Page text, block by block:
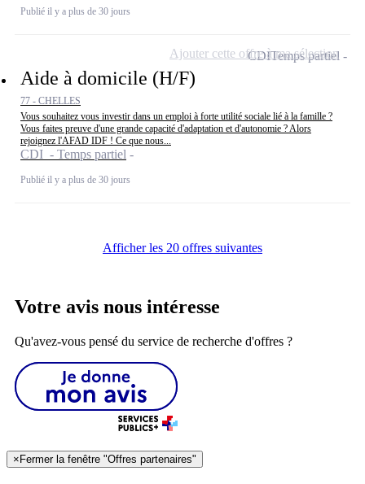
Publié il y a plus de 30 jours
Aide à domicile (H/F)
77 - CHELLES
Vous souhaitez vous investir dans un emploi à forte utilité sociale lié à la famille ?
Vous faites preuve d'une grande capacité d'adaptation et d'autonomie ? Alors
rejoignez l'AFAD IDF ! Ce que nous...
CDI - Temps partiel
Publié il y a plus de 30 jours
CDITemps partiel
Ajouter cette offre à ma sélection
Afficher les 20 offres suivantes
Votre avis nous intéresse
Qu'avez-vous pensé du service de recherche d'offres ?
× Fermer la fenêtre "Offres partenaires"